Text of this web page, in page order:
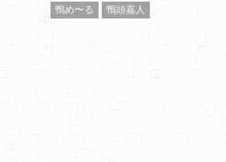
鴨め〜る
鴨頭嘉人